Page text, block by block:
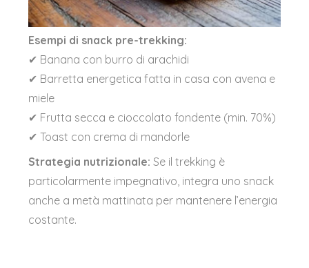
Esempi di snack pre-trekking:
✔ Banana con burro di arachidi
✔ Barretta energetica fatta in casa con avena e
miele
✔ Frutta secca e cioccolato fondente (min. 70%)
✔ Toast con crema di mandorle
Strategia nutrizionale: Se il trekking è
particolarmente impegnativo, integra uno snack
anche a metà mattinata per mantenere l’energia
costante.